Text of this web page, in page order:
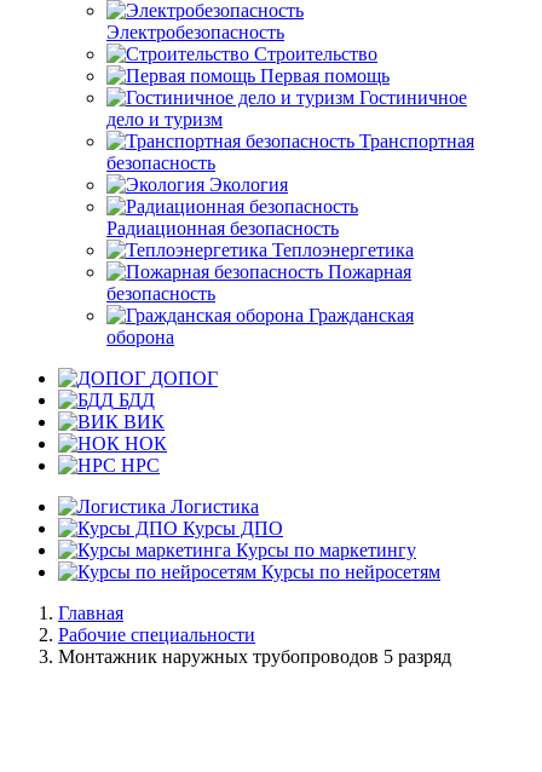
Электробезопасность
Строительство
Первая помощь
Гостиничное
дело и туризм
Транспортная
безопасность
Экология
Радиационная безопасность
Теплоэнергетика
Пожарная
безопасность
Гражданская
оборона
ДОПОГ
БДД
ВИК
НОК
НРС
Логистика
Курсы ДПО
Курсы по маркетингу
Курсы по нейросетям
Главная
Рабочие специальности
Монтажник наружных трубопроводов 5 разряд